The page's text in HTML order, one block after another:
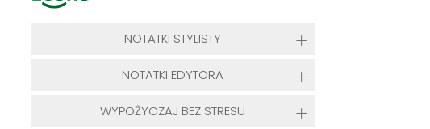
NOTATKI STYLISTY
NOTATKI EDYTORA
WYPOŻYCZAJ BEZ STRESU